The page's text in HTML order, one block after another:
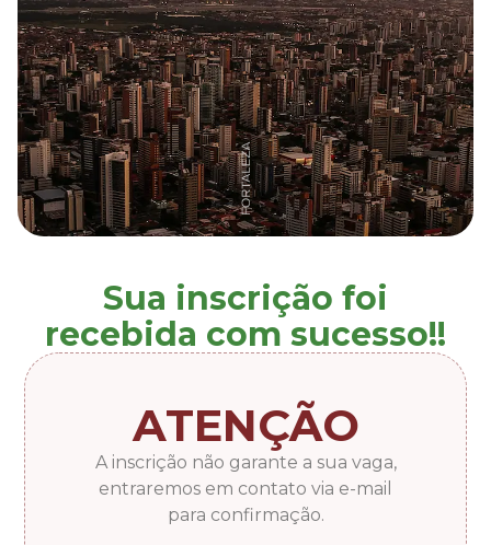
Sua inscrição foi
recebida com sucesso!!
ATENÇÃO
A inscrição não garante a sua vaga,
entraremos em contato via e-mail
para confirmação.